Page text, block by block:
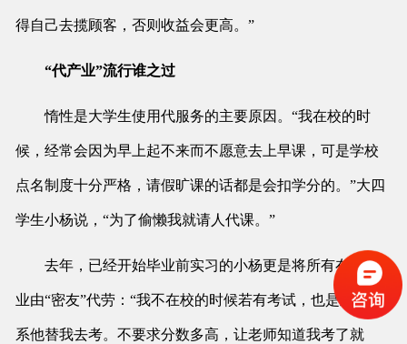
得自己去揽顾客，否则收益会更高。”
“代产业”流行谁之过
惰性是大学生使用代服务的主要原因。“我在校的时
候，经常会因为早上起不来而不愿意去上早课，可是学校
点名制度十分严格，请假旷课的话都是会扣学分的。”大四
学生小杨说，“为了偷懒我就请人代课。”
去年，已经开始毕业前实习的小杨更是将所有在校课
业由“密友”代劳：“我不在校的时候若有考试，也是直接联
系他替我去考。不要求分数多高，让老师知道我考了就